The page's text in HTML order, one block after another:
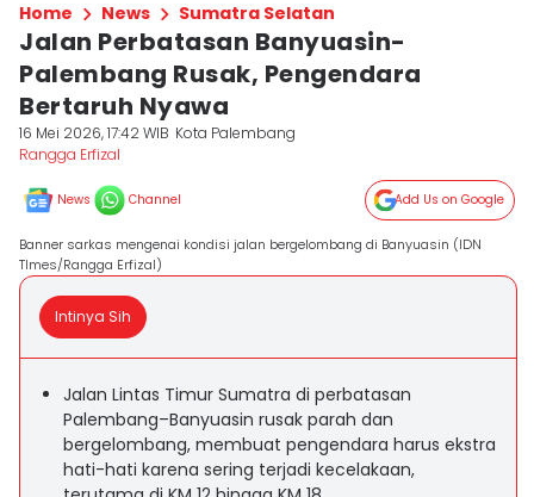
Home News Sumatra Selatan
Jalan Perbatasan Banyuasin-
Palembang Rusak, Pengendara
Bertaruh Nyawa
16 Mei 2026, 17:42 WIB Kota Palembang
Rangga Erfizal
News Channel Add Us on Google
Banner sarkas mengenai kondisi jalan bergelombang di Banyuasin (IDN
TImes/Rangga Erfizal)
Intinya Sih
Jalan Lintas Timur Sumatra di perbatasan
Palembang–Banyuasin rusak parah dan
bergelombang, membuat pengendara harus ekstra
hati-hati karena sering terjadi kecelakaan,